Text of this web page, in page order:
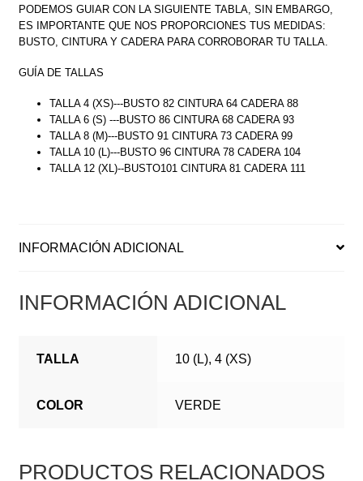
PODEMOS GUIAR CON LA SIGUIENTE TABLA, SIN EMBARGO,
ES IMPORTANTE QUE NOS PROPORCIONES TUS MEDIDAS:
BUSTO, CINTURA Y CADERA PARA CORROBORAR TU TALLA.
GUÍA DE TALLAS
TALLA 4 (XS)---BUSTO 82 CINTURA 64 CADERA 88
TALLA 6 (S) ---BUSTO 86 CINTURA 68 CADERA 93
TALLA 8 (M)---BUSTO 91 CINTURA 73 CADERA 99
TALLA 10 (L)---BUSTO 96 CINTURA 78 CADERA 104
TALLA 12 (XL)--BUSTO101 CINTURA 81 CADERA 111
INFORMACIÓN ADICIONAL
INFORMACIÓN ADICIONAL
TALLA 10 (L), 4 (XS)
COLOR VERDE
PRODUCTOS RELACIONADOS